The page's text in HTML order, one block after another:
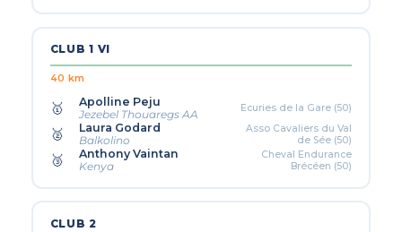
CLUB 1 VI
40 km
🥇 Apolline Peju
Jezebel Thouaregs AA
Ecuries de la Gare (50)
🥈 Laura Godard
Balkolino
Asso Cavaliers du Val
de Sée (50)
🥉 Anthony Vaintan
Kenya
Cheval Endurance
Brécéen (50)
CLUB 2